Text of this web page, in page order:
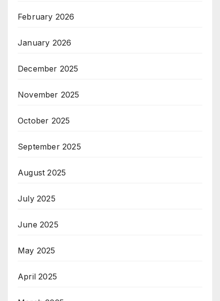
February 2026
January 2026
December 2025
November 2025
October 2025
September 2025
August 2025
July 2025
June 2025
May 2025
April 2025